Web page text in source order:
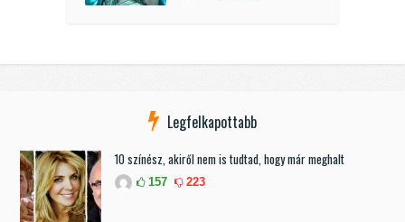
Legfelkapottabb
10 színész, akiről nem is tudtad, hogy már meghalt
157 223